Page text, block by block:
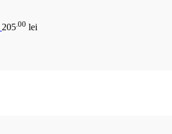
205 .00 lei